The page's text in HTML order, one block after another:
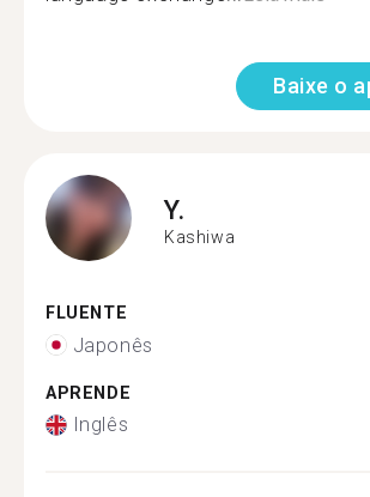
Baixe o
Y.
Kashiwa
FLUENTE
Japonês
APRENDE
Inglês